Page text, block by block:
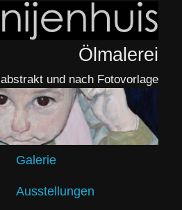
Ölmalerei
abstrakt und nach Fotovorlage
Galerie
Ausstellungen